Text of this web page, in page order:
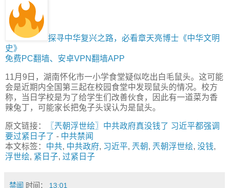
探寻中华复兴之路，必看章天亮博士《中华文明
史》
免费PC翻墙、安卓VPN翻墙APP
11月9日，湖南怀化市一小学食堂疑似吃出白毛鼠头。这可能
会是近期内全国第三起在校园食堂中发现鼠头的情况。校方
称，当日学校是为了给学生们改善伙食，因此有一道菜为香
辣兔丁，可能家长把兔子头误认为是鼠头。
原文链接：
〖兲朝浮世绘〗中共政府真没钱了 习近平都强调
要过紧日子了 - 中共禁闻
本文标签： 中共, 中共政府, 习近平, 兲朝, 兲朝浮世绘, 没钱,
浮世绘, 紧日子, 过紧日子
禁闻 时间： 13:01